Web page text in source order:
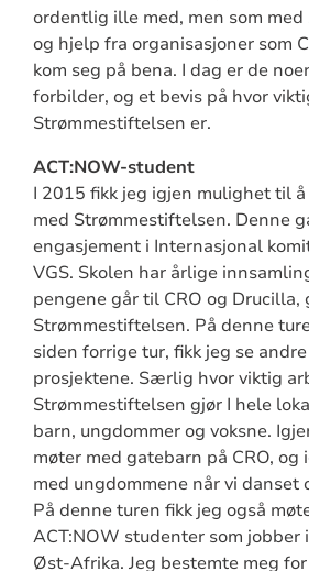
ordentlig ille med, men som
og hjelp fra organisasjoner som
kom seg på bena. I dag er de
forbilder, og et bevis på hvor
Strømmestiftelsen er.
ACT:NOW-student
I 2015 fikk jeg igjen mulighet til
med Strømmestiftelsen. Denne
engasjement i Internasjonal
VGS. Skolen har årlige
pengene går til CRO og Drucilla,
Strømmestiftelsen. På denne
siden forrige tur, fikk jeg se
prosjektene. Særlig hvor viktig
Strømmestiftelsen gjør I hele
barn, ungdommer og voksne.
møter med gatebarn på CRO, og
med ungdommene når vi danset
På denne turen fikk jeg også
ACT:NOW studenter som jobber
Øst-Afrika. Jeg bestemte meg